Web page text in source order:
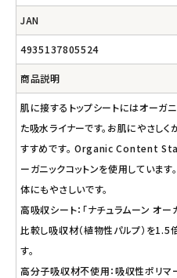
JAN
4935137805524
商品説明
肌に接するトップシートにはオーガ
た吸水ライナーです。お肌にやさし
すすめです。 Organic Content
ーガニックコットンを使用していま
体にもやさしいです。
高吸収シート：「ナチュラムーン オー
比較し吸収材（植物性パルプ）を
す。
高分子吸収材不使用：吸収性ポリ